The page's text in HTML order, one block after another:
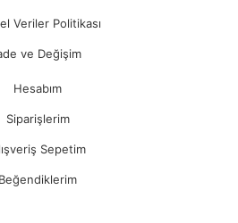
Veriler Politikası
ve Değişim
Hesabım
Siparişlerim
Sepetim
Beğendiklerim